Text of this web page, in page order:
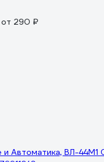
от 290 ₽
Автоматика, ВЛ-44М1